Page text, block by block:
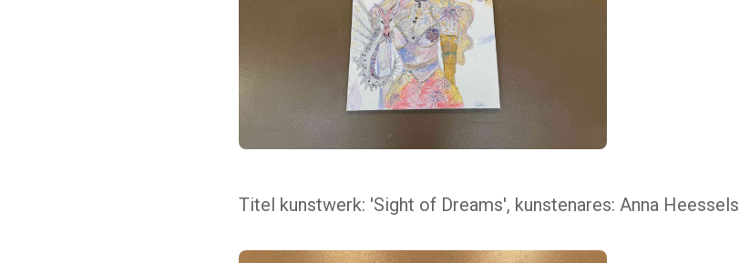
Titel kunstwerk: 'Sight of Dreams', kunstenares: Anna Heessels